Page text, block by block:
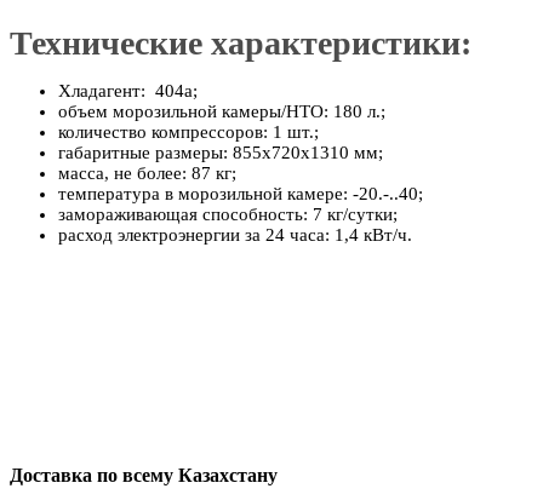
Технические характеристики:
Хладагент: 404а;
объем морозильной камеры/НТО: 180 л.;
количество компрессоров: 1 шт.;
габаритные размеры: 855х720х1310 мм;
масса, не более: 87 кг;
температура в морозильной камере: -20.-..40;
замораживающая способность: 7 кг/сутки;
расход электроэнергии за 24 часа: 1,4 кВт/ч.
Доставка по всему Казахстану